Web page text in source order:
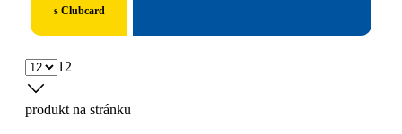
s Clubcard
12
produkt na stránku